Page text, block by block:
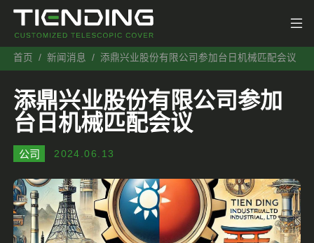
首页 新闻消息 添鼎兴业股份有限公司参加台日机械匹配会议
添鼎兴业股份有限公司参加
台日机械匹配会议
2024.06.13
公司